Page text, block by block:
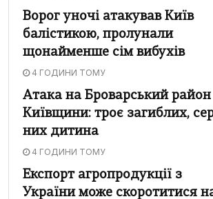
Ворог уночі атакував Київ
балістикою, пролунали
щонайменше сім вибухів
4 ГОДИНИ ТОМУ
Атака на Броварський район
Київщини: троє загиблих,
них дитина
4 ГОДИНИ ТОМУ
Експорт агропродукції з
України може скоротитися